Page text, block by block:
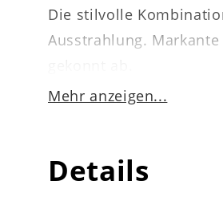
Die stilvolle
Ausstrahlung. Markante
oder im Essbereich als
Mehr anzeigen...
Details